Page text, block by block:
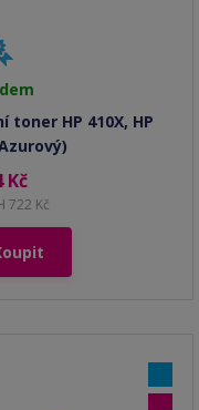
HP 410X, HP
Kč
722 Kč